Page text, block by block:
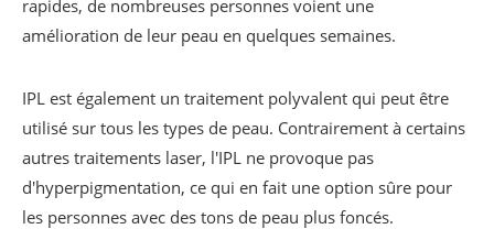
rapides, de nombreuses personnes voient une
amélioration de leur peau en quelques semaines.
IPL est également un traitement polyvalent qui peut être
utilisé sur tous les types de peau. Contrairement à certains
autres traitements laser, l'IPL ne provoque pas
d'hyperpigmentation, ce qui en fait une option sûre pour
les personnes avec des tons de peau plus foncés.